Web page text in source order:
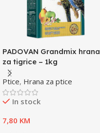
PADOVAN Grandmix hrana
za tigrice – 1kg
Ptice, Hrana za ptice
In stock
7,80 KM